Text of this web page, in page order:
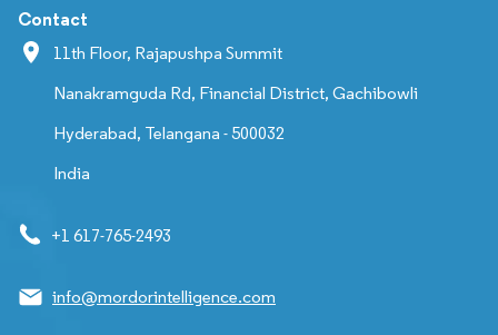
Contact
11th Floor, Rajapushpa Summit
Nanakramguda Rd, Financial District, Gachibowli
Hyderabad, Telangana - 500032
India
+1 617-765-2493
info@mordorintelligence.com